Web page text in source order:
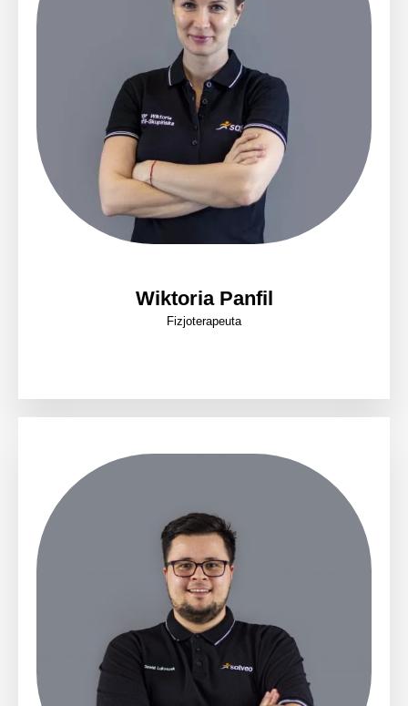
Wiktoria Panfil
Fizjoterapeuta